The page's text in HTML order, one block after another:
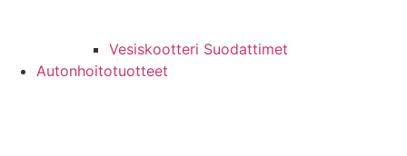
Vesiskootteri Suodattimet
Autonhoitotuotteet